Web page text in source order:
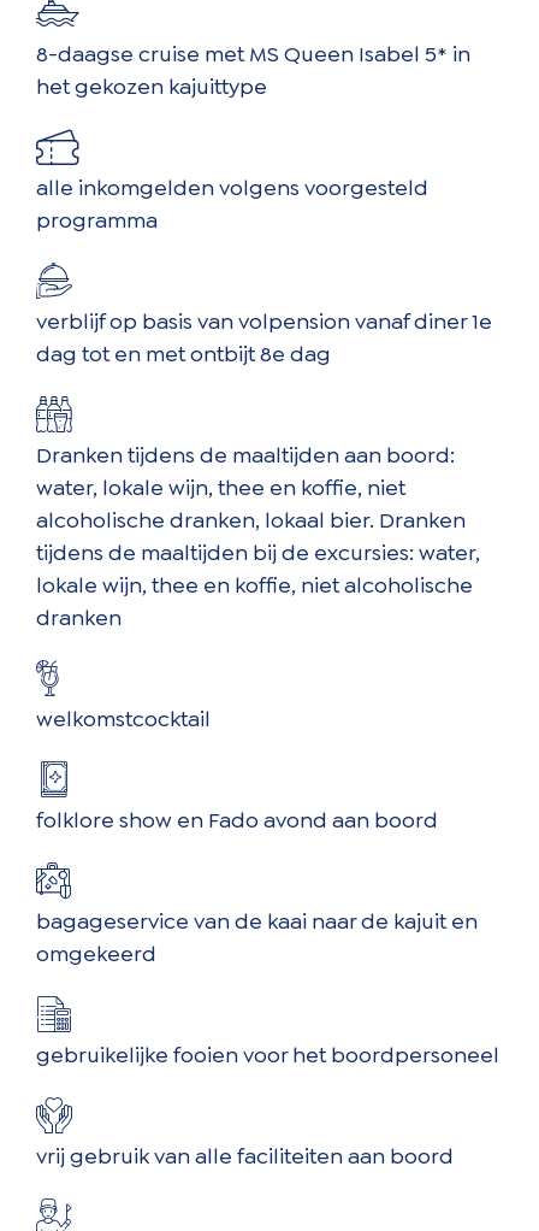
8-daagse cruise met MS Queen Isabel 5* in
het gekozen kajuittype
alle inkomgelden volgens voorgesteld
programma
verblijf op basis van volpension vanaf diner 1e
dag tot en met ontbijt 8e dag
Dranken tijdens de maaltijden aan boord:
water, lokale wijn, thee en koffie, niet
alcoholische dranken, lokaal bier. Dranken
tijdens de maaltijden bij de excursies: water,
lokale wijn, thee en koffie, niet alcoholische
dranken
welkomstcocktail
folklore show en Fado avond aan boord
bagageservice van de kaai naar de kajuit en
omgekeerd
gebruikelijke fooien voor het boordpersoneel
vrij gebruik van alle faciliteiten aan boord